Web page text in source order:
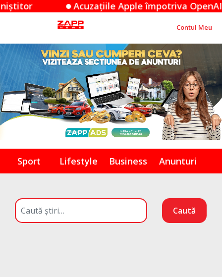
Apple împotriva OpenAI: O dispută de
Contul Meu
Sport Lifestyle Business Anunturi
Caută